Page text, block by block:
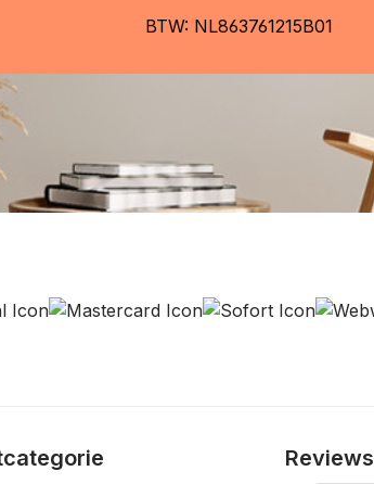
BTW: NL863761215B01
Reviews